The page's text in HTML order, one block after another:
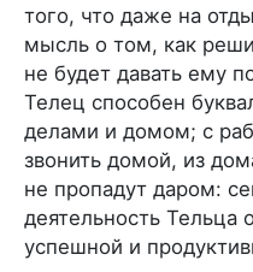
того, что даже на
мысль о том, как
не будет давать ему
Телец способен
делами и домом; с
звонить домой, из
не пропадут даром:
деятельность Тельца
успешной и